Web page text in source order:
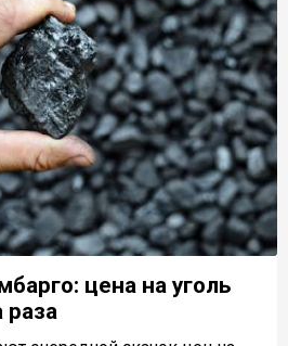
цена на уголь
раза